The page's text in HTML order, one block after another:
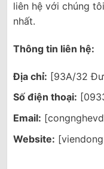
liên hệ với chúng
nhất.
Thông tin liên hệ:
Địa chỉ: [93A/32
Số điện thoại:
Email:
Website: